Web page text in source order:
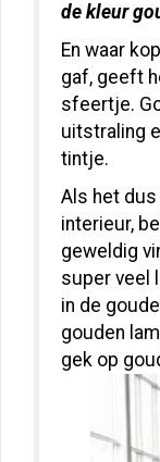
de kleur
En waar
gaf, geeft
sfeertje.
uitstraling
tintje.
Als het
interieur,
geweldig
super veel
in de
gouden
gek op